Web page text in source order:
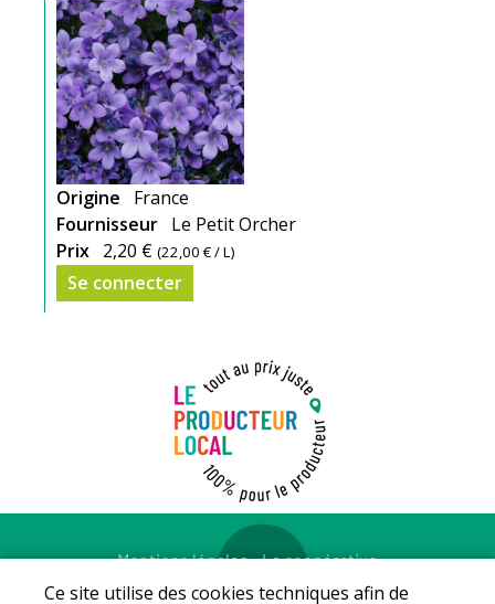
Origine
France
Fournisseur Le Petit Orcher
Prix 2,20 € (22,00 €/ L)
Se connecter
Mentions légales-La coopérative
© Copyright 2026 - LE PRODUCTEUR LOCAL - Tous droits
Ce site utilise des cookies techniques afin de